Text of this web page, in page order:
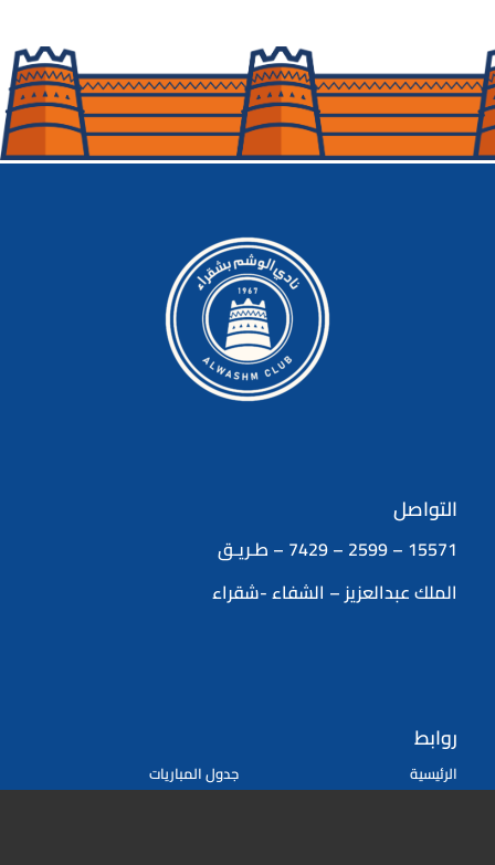
التواصل
15571 – 2599 – 7429 – طـريـق
الملك عبدالعزيز – الشفاء -شقراء
روابط
الرئيسية
جدول المباريات